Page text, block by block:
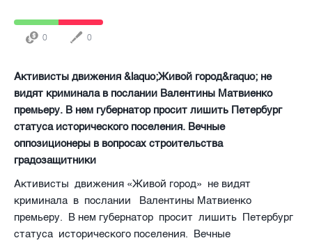
0 0
Активисты движения &laquo;Живой город&raquo; не
видят криминала в послании Валентины Матвиенко
премьеру. В нем губернатор просит лишить Петербург
статуса исторического поселения. Вечные
оппозиционеры в вопросах строительства
градозащитники
Активисты движения «Живой город» не видят
криминала в послании Валентины Матвиенко
премьеру. В нем губернатор просит лишить Петербург
статуса исторического поселения. Вечные